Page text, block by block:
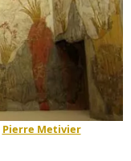
Pierre Metivier